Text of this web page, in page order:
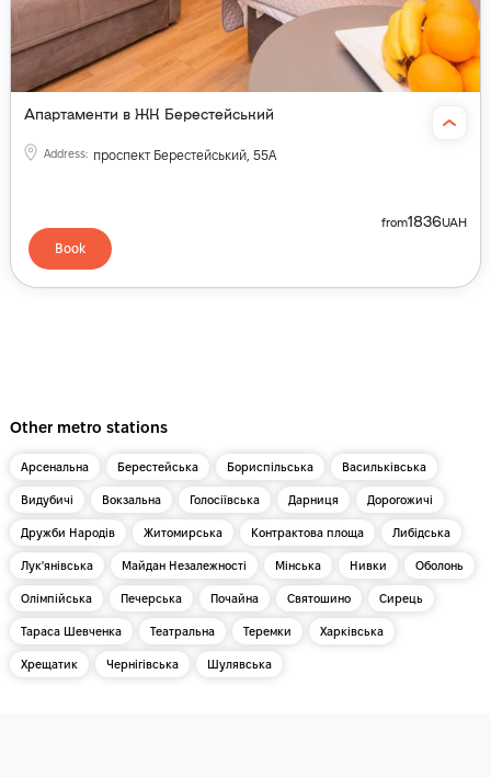
Апартаменти в ЖК Берестейський
Address: проспект Берестейський, 55А
from1836UAH
Book
Other metro stations
Арсенальна Берестейська Бориспільська Васильківська
Видубичі Вокзальна Голосіївська Дарниця Дорогожичі
Дружби Народів Житомирська Контрактова площа Либідська
Лук'янівська Майдан Незалежності Мінська Нивки Оболонь
Олімпійська Печерська Почайна Святошино Сирець
Тараса Шевченка Театральна Теремки Харківська
Хрещатик Чернігівська Шулявська